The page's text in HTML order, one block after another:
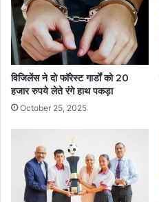
विजिलेंस ने दो फॉरेस्ट गार्डों को 20
हजार रुपये लेते रंगे हाथ पकड़ा
October 25, 2025